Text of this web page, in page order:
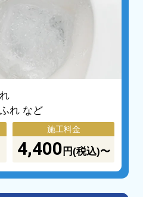
れ など
施工料金
4,400 円(税込)〜